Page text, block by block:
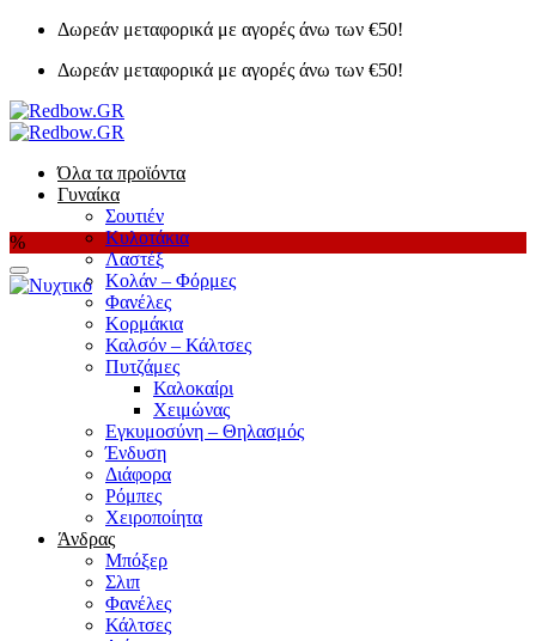
Μετάβαση
περιεχόμενο
Δωρεάν μεταφορικά με αγορές άνω των €50!
Δωρεάν μεταφορικά με αγορές άνω των €50!
Όλα τα προϊόντα
Γυναίκα
Σουτιέν
Κυλοτάκια
Λαστέξ
Κολάν – Φόρμες
Φανέλες
Κορμάκια
Καλσόν – Κάλτσες
Πυτζάμες
Καλοκαίρι
Χειμώνας
Εγκυμοσύνη – Θηλασμός
Ένδυση
Διάφορα
Ρόμπες
Χειροποίητα
Άνδρας
Μπόξερ
Σλιπ
Φανέλες
Κάλτσες
%